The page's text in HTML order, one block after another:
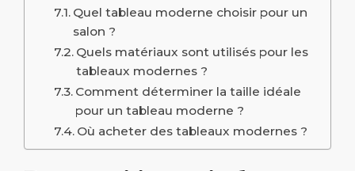
Quel tableau moderne choisir pour un
salon ?
Quels matériaux sont utilisés pour les
tableaux modernes ?
Comment déterminer la taille idéale
pour un tableau moderne ?
Où acheter des tableaux modernes ?